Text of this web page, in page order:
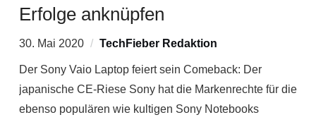
Erfolge anknüpfen
30. Mai 2020 TechFieber Redaktion
Der Sony Vaio Laptop feiert sein Comeback: Der
japanische CE-Riese Sony hat die Markenrechte für die
ebenso populären wie kultigen Sony Notebooks